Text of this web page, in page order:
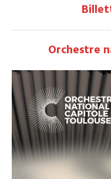
Orchestre